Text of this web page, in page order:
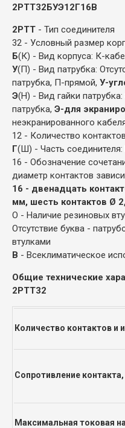
2РТТ32БУЭ12Г16В
2РТТ - Тип соединителя
32 - Условный размер
Б(К) - Вид корпуса: К-
У(П) - Вид патрубка:
патрубка, П-прямой, У-
Э(Н) - Вид гайки патрубка:
патрубка, Э-для
неэкранированного
12 - Количество контактов
Г(Ш) - Часть соединителя:
16 - Обозначение
диаметр контактов
16 - двенадцать
мм, шесть контактов Ø
О - Наличие резиновых
Отсутствие буква -
втулками
В - Всеклиматическое
Общие технические
2РТТ32
Количество контактов и
Сопротивление
Максимальная токовая